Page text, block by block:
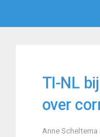
TI-NL
over
Anne Scheltema